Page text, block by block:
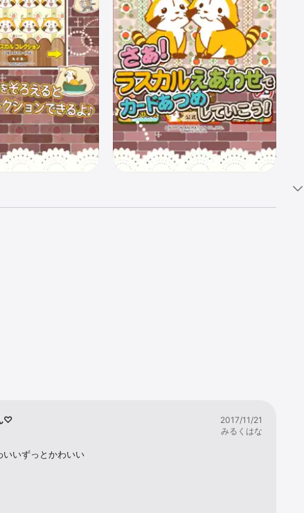
♡
2017/11/21
みるくはな
いいずっとかわいい